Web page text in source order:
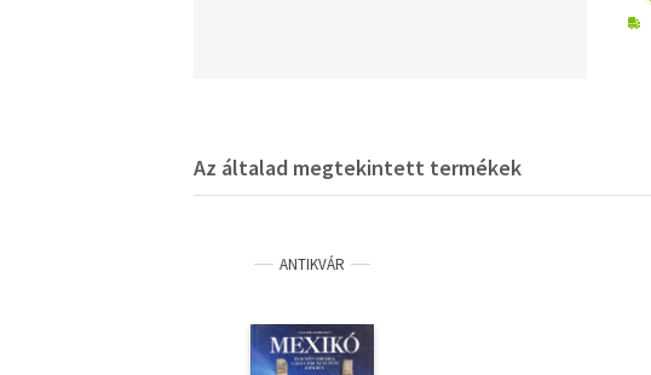
Az általad megtekintett termékek
ANTIKVÁR